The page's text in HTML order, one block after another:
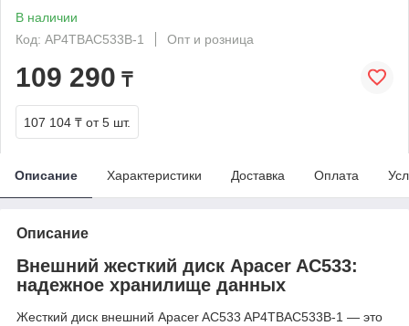
В наличии
Код: AP4TBAC533B-1
Опт и розница
109 290 ₸
107 104 ₸ от 5 шт.
Описание Характеристики Доставка Оплата
Описание
Внешний жесткий диск Apacer AC533:
надежное хранилище данных
Жесткий диск внешний Apacer AC533 AP4TBAC533B-1 — это